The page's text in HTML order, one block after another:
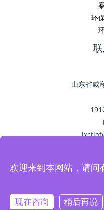
环
山东省威
Powered by 环保监测_空气
欢迎来到本网站，请问
现在咨询 稍后再说